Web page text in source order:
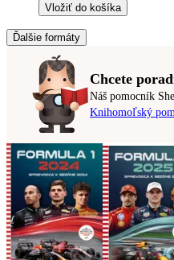
Vložiť do košíka
Ďalšie formáty
Chcete
Náš pomocník
Knihomoľský